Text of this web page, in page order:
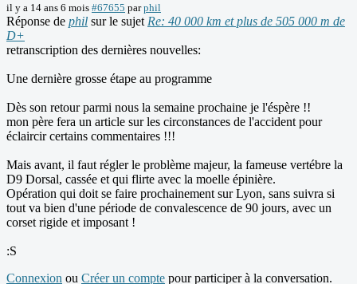
il y a 14 ans 6 mois #67655 parphil
Réponse de phil sur le sujet Re: 40 000 km et plus de 505 000 m de
D+
retranscription des dernières nouvelles:
Une dernière grosse étape au programme
Dès son retour parmi nous la semaine prochaine je l'éspère !!
mon père fera un article sur les circonstances de l'accident pour
éclaircir certains commentaires !!!
Mais avant, il faut régler le problème majeur, la fameuse vertébre la
D9 Dorsal, cassée et qui flirte avec la moelle épinière.
Opération qui doit se faire prochainement sur Lyon, sans suivra si
tout va bien d'une période de convalescence de 90 jours, avec un
corset rigide et imposant !
:S
Connexion ou Créer un compte pour participer à la conversation.